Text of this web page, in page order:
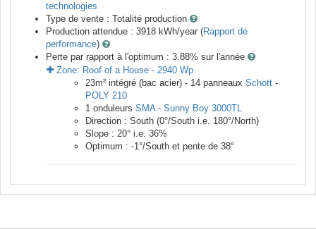
technologies
Type de vente : Totalité production
Production attendue : 3918 kWh/year (Rapport de
performance)
Perte par rapport à l'optimum : 3.88% sur l'année
Zone: Roof of a House - 2940 Wp
23m² intégré (bac acier) - 14 panneaux Schott -
POLY 210
1 onduleurs SMA- Sunny Boy 3000TL
Direction : South (0°/South i.e. 180°/North)
Slope : 20° i.e. 36%
Optimum : -1°/South et pente de 38°